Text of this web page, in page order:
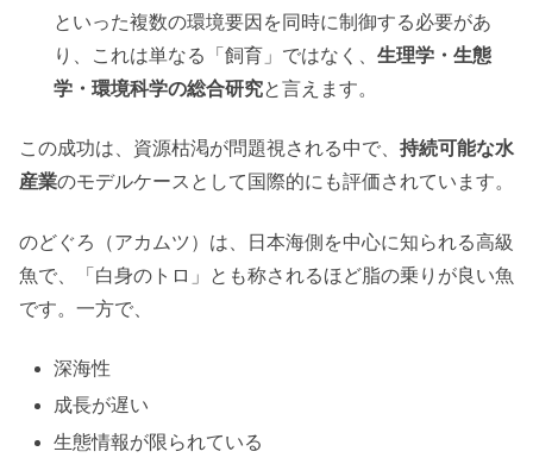
といった複数の環境要因を同時に制御する必要があ
り、これは単なる「飼育」ではなく、生理学・生態
学・環境科学の総合研究と言えます。
この成功は、資源枯渇が問題視される中で、 持続可能な水
産業のモデルケースとして国際的にも評価されています。
のどぐろ（アカムツ）は、日本海側を中心に知られる高級
魚で、「白身のトロ」とも称されるほど脂の乗りが良い魚
です。一方で、
深海性
成長が遅い
生態情報が限られている